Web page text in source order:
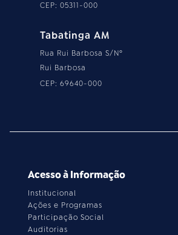
CEP: 05311-000
Tabatinga AM
Rua Rui Barbosa S/Nº
Rui Barbosa
CEP: 69640-000
Acesso à Informação
Institucional
Ações e Programas
Participação Social
Auditorias